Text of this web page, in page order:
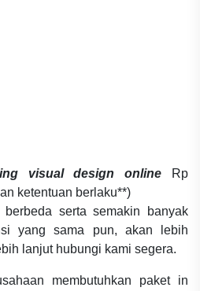
visual design online
Rp
ketentuan berlaku**)
serta semakin banyak
yang sama pun, akan lebih
lanjut hubungi kami segera.
membutuhkan paket in